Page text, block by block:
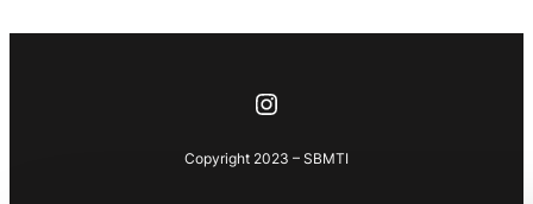
Instagram
Copyright 2023 – SBMTI